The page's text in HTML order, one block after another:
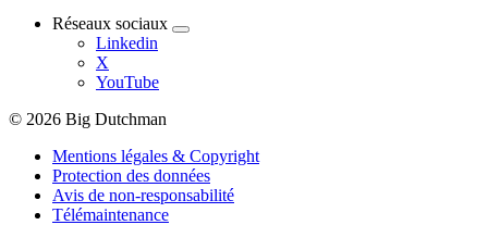
Réseaux sociaux
Linkedin
X
YouTube
© 2026 Big Dutchman
Mentions légales & Copyright
Protection des données
Avis de non-responsabilité
Télémaintenance